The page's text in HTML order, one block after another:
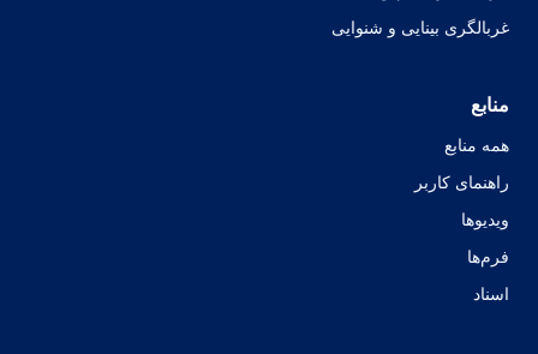
غربالگری بینایی و شنوایی
منابع
همه منابع
راهنمای کاربر
ویدیوها
فرم‌ها
اسناد